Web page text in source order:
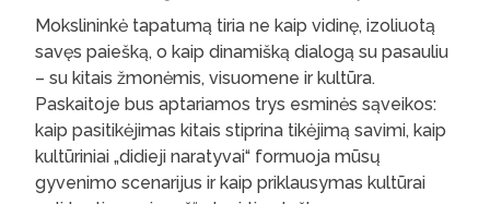
Mokslininkė tapatumą tiria ne kaip vidinę, izoliuotą
savęs paiešką, o kaip dinamišką dialogą su pasauliu
– su kitais žmonėmis, visuomene ir kultūra.
Paskaitoje bus aptariamos trys esminės sąveikos:
kaip pasitikėjimas kitais stiprina tikėjimą savimi, kaip
kultūriniai „didieji naratyvai“ formuoja mūsų
gyvenimo scenarijus ir kaip priklausymas kultūrai